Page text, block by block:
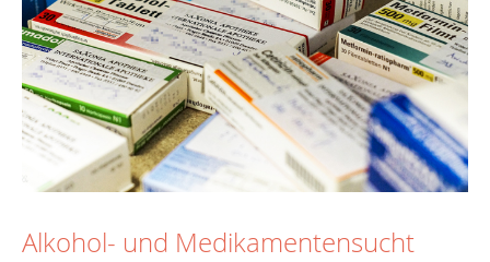
Alkohol- und Medikamentensucht